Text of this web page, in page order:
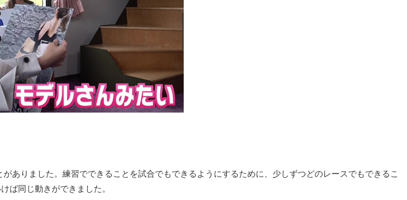
りました。練習でできることを試合でもできるようにするために、少しずつどのレースでもできるこ
ば同じ動きができました。